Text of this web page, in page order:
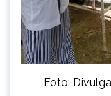
Foto: